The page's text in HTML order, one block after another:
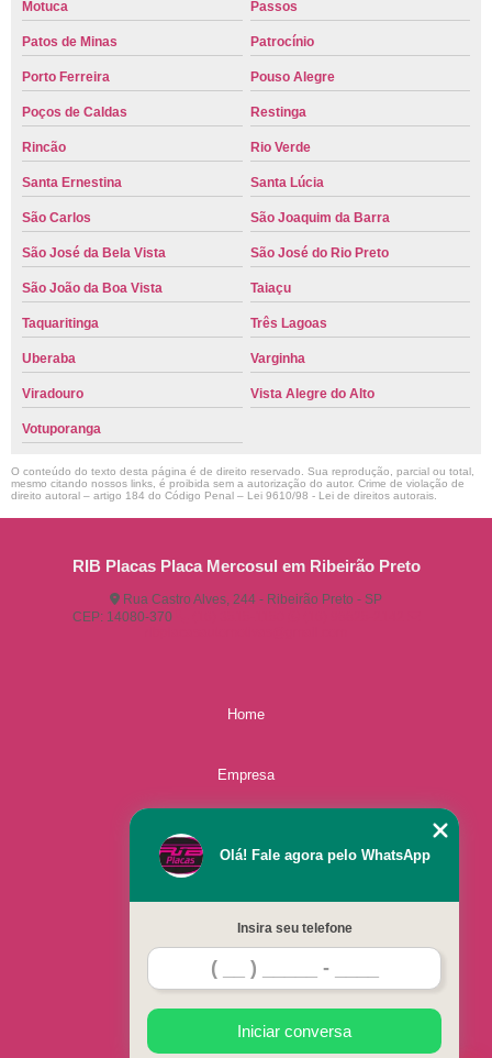
Motuca Passos
Patos de Minas Patrocínio
Porto Ferreira Pouso Alegre
Poços de Caldas Restinga
Rincão Rio Verde
Santa Ernestina Santa Lúcia
São Carlos São Joaquim da Barra
São José da Bela Vista São José do Rio Preto
São João da Boa Vista Taiaçu
Taquaritinga Três Lagoas
Uberaba Varginha
Viradouro Vista Alegre do Alto
Votuporanga
O conteúdo do texto desta página é de direito reservado. Sua reprodução, parcial ou total,
mesmo citando nossos links, é proibida sem a autorização do autor. Crime de violação de
direito autoral – artigo 184 do Código Penal – Lei 9610/98 - Lei de direitos autorais
RIB Placas Placa Mercosul em Ribeirão Preto
Rua Castro Alves, 244 - Ribeirão Preto - SP
CEP: 14080-370
Home
Empresa
Contato
Olá! Fale agora pelo WhatsApp
Insira seu telefone
Iniciar conversa